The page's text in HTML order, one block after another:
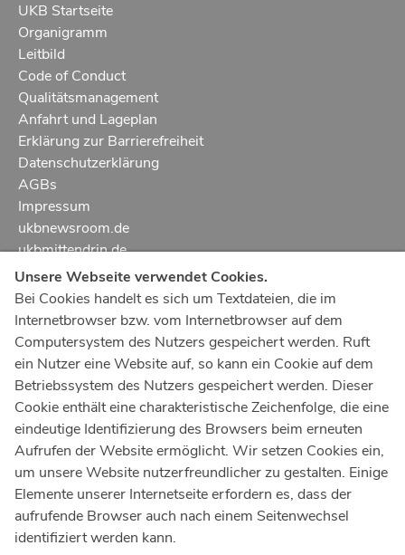
UKB Startseite
Organigramm
Leitbild
Code of Conduct
Qualitätsmanagement
Anfahrt und Lageplan
Erklärung zur Barrierefreiheit
Datenschutzerklärung
AGBs
Impressum
ukbnewsroom.de
ukbmittendrin.de
Notruf112
Ärztlicher Notdienst116 117
Giftnotrufzentrale
Tel: +49 22819240
Notfallzentrum Bonn
Kindernotfallzentrum Bonn
UKB-Telefonzentrale
+49 228287 0
Spenden Sie online an das Universitätsklinikum Bonn
Unsere Webseite verwendet Cookies.
Bei Cookies handelt es sich um Textdateien, die im
Internetbrowser bzw. vom Internetbrowser auf dem
Computersystem des Nutzers gespeichert werden. Ruft
ein Nutzer eine Website auf, so kann ein Cookie auf dem
Betriebssystem des Nutzers gespeichert werden. Dieser
Cookie enthält eine charakteristische Zeichenfolge, die eine
eindeutige Identifizierung des Browsers beim erneuten
Aufrufen der Website ermöglicht. Wir setzen Cookies ein,
um unsere Website nutzerfreundlicher zu gestalten. Einige
Elemente unserer Internetseite erfordern es, dass der
aufrufende Browser auch nach einem Seitenwechsel
identifiziert werden kann.